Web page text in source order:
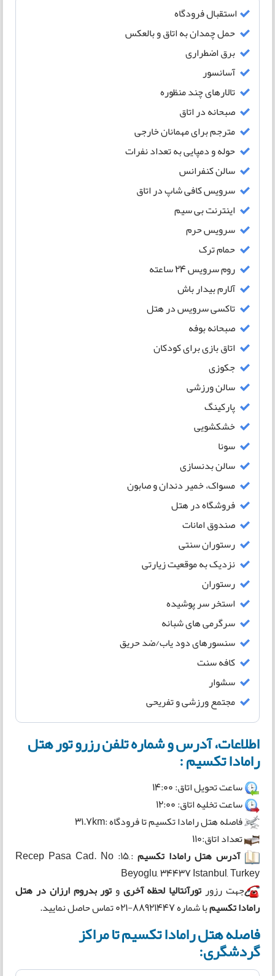
استقبال فرودگاه
حمل چمدان به اتاق و بالعکس
برق اضطراری
آسانسور
تالارهای چند منظوره
صبحانه در اتاق
مترجم برای مهمانان خارجی
حوله و دمپایی به تعداد نفرات
سالن کنفرانس
سرویس کافی شاپ در اتاق
اینترنت بی سیم
سرویس حرم
حمام ترک
روم سرویس 24 ساعته
آلارم بیدار باش
تاکسی سرویس در هتل
صبحانه بوفه
اتاق بازی برای کودکان
جکوزی
سالن ورزشی
پارکینگ
خشکشویی
سونا
سالن بدنسازی
مسواک، خمیر دندان و صابون
فروشگاه در هتل
صندوق امانات
رستوران سنتی
نزدیک به موقعیت زیارتی
رستوران
استخر سر پوشیده
سرگرمی های شبانه
سنسورهای دود یاب/ضد حریق
کافه سنت
سشوار
مجتمع ورزشی و تفریحی
اطلاعات، آدرس و شماره تلفن رزرو تور هتل
رامادا تکسیم :
ساعت تحویل اتاق: 14:00
ساعت تخلیه اتاق: 12:00
فاصله هتل رامادا تکسیم تا فرودگاه :31.7km
تعداد اتاق:110
آدرس هتل رامادا تکسیم :Recep Pasa Cad. No :15,
Beyoglu, 34437 Istanbul, Turkey
جهت رزورتورآنتالیا لحظه آخریوتور بدروم ارزان درهتل
رامادا تکسیمبا شماره 88921447-021 تماس حاصل نمایید.
فاصله هتل رامادا تکسیم تا مراکز
گردشگری: